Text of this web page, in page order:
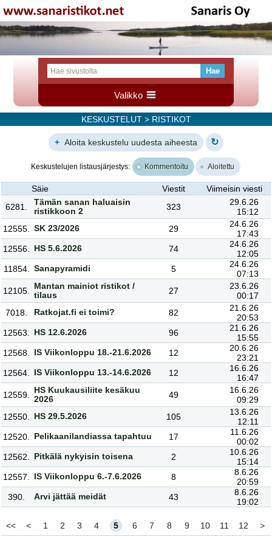
Valikko
KESKUSTELUT> RISTIKOT
+ Aloita keskustelu uudesta aiheesta ↻
Keskustelujen listausjärjestys: Kommentoitu Aloitettu
Säie Viestit
Viimeisin viesti
6281.
Tämän sanan haluaisin
ristikkoon 2
323
29.6.26
15:12
12555.
SK 23/2026 29
24.6.26
17:43
12556.
HS 5.6.2026 74
24.6.26
12:05
11854.
Sanapyramidi 5
24.6.26
07:13
12105.
Mantan mainiot ristikot /
tilaus
27
23.6.26
00:17
7018.
Ratkojat.fi ei toimi? 82
21.6.26
20:53
12563.
HS 12.6.2026 96
21.6.26
15:55
12568.
IS Viikonloppu 18.-21.6.2026 12
20.6.26
23:21
12564.
IS Viikonloppu 13.-14.6.2026 12
16.6.26
16:47
12559.
HS Kuukausiliite kesäkuu
2026
49
16.6.26
09:29
12550.
HS 29.5.2026 105
13.6.26
12:11
12520.
Pelikaanilandiassa tapahtuu 17
11.6.26
00:02
12562.
Pitkälä nykyisin toisena 2
10.6.26
15:14
12557.
IS Viikonloppu 6.-7.6.2026 8
8.6.26
20:59
390.
Arvi jättää meidät 43
8.6.26
19:02
<< < 1 2 3 4 5 6 7 8 9 10 11 12 >